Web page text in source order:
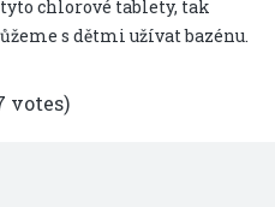
chlorové tablety, tak
s dětmi užívat bazénu.
votes)